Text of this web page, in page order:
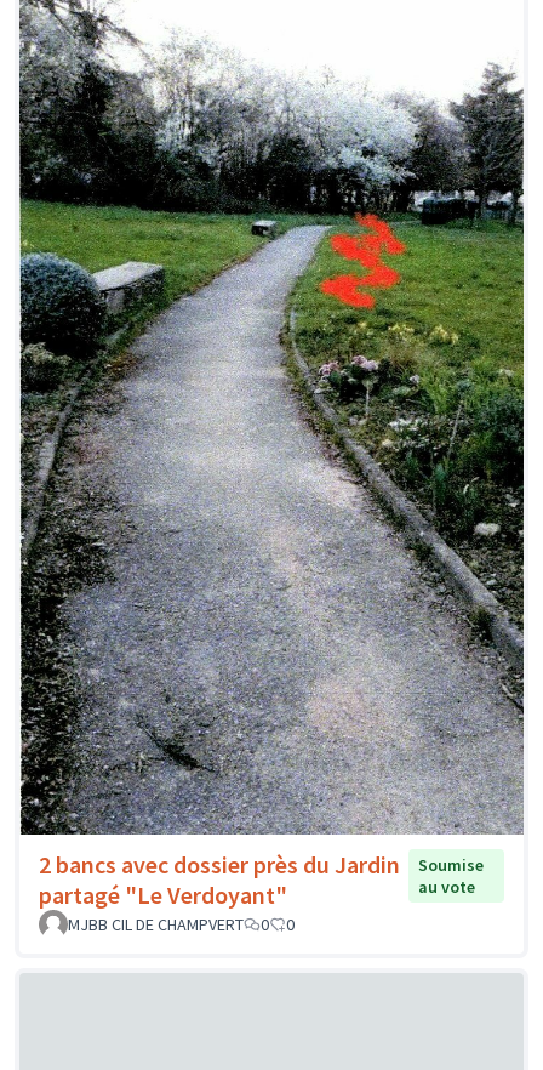
2 bancs avec dossier près du Jardin
partagé "Le Verdoyant"
Soumise
au vote
MJBB CIL DE CHAMPVERT
0 0